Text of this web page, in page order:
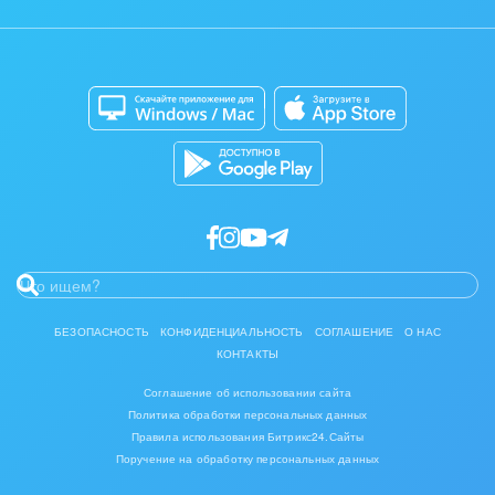
Полиграфия
Рынки и торговля
Связь и телекоммуникации
Химия и нефтехимия
Юриспруденция
Разработчикам приложений
БЕЗОПАСНОСТЬ КОНФИДЕНЦИАЛЬНОСТЬ СОГЛАШЕНИЕ
О НАС
КОНТАКТЫ
Соглашение об использовании сайта
Политика обработки персональных данных
Правила использования Битрикс24.Сайты
Поручение на обработку персональных данных